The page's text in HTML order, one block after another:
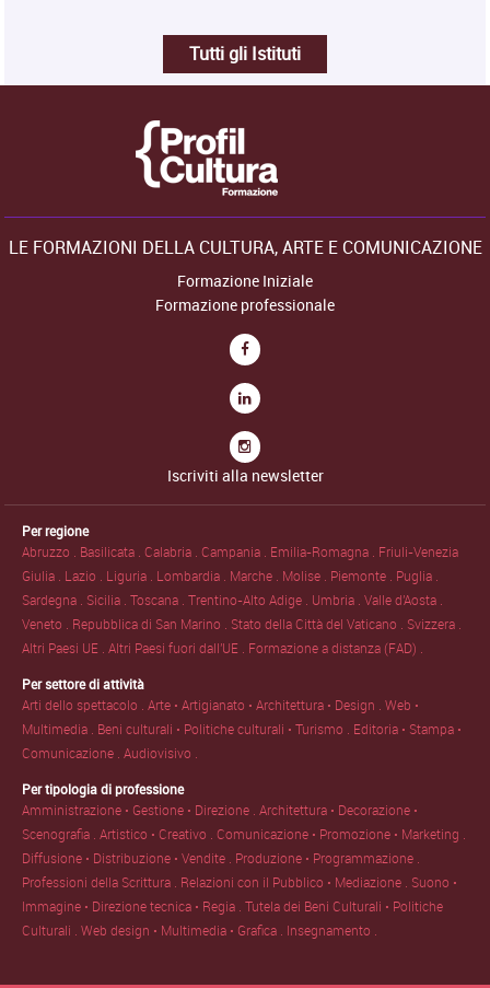
Tutti gli Istituti
LE FORMAZIONI DELLA CULTURA, ARTE E COMUNICAZIONE
Formazione Iniziale
Formazione professionale
Iscriviti alla newsletter
Per regione
Abruzzo . Basilicata .Calabria .Campania . Emilia-Romagna . Friuli-Venezia
Giulia . Lazio . Liguria . Lombardia . Marche . Molise . Piemonte . Puglia .
Sardegna . Sicilia .Toscana .Trentino-Alto Adige . Umbria .Valle d'Aosta .
Veneto . Repubblica di San Marino . Stato della Città del Vaticano . Svizzera .
Altri Paesi UE .Altri Paesi fuori dall'UE . Formazione a distanza (FAD) .
Per settore di attività
Arti dello spettacolo .Arte • Artigianato • Architettura • Design .Web •
Multimedia . Beni culturali • Politiche culturali • Turismo . Editoria • Stampa •
Comunicazione .Audiovisivo .
Per tipologia di professione
Amministrazione • Gestione • Direzione .Architettura • Decorazione •
Scenografia .Artistico • Creativo .Comunicazione • Promozione • Marketing .
Diffusione • Distribuzione • Vendite . Produzione • Programmazione .
Professioni della Scrittura . Relazioni con il Pubblico • Mediazione . Suono •
Immagine • Direzione tecnica • Regia .Tutela dei Beni Culturali • Politiche
Culturali .Web design • Multimedia • Grafica . Insegnamento .